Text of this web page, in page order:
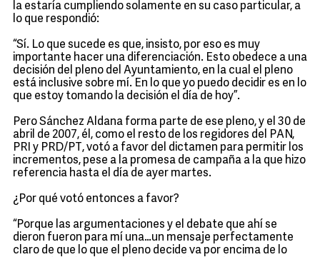
la estaría cumpliendo solamente en su caso particular, a
lo que respondió:
“Sí. Lo que sucede es que, insisto, por eso es muy
importante hacer una diferenciación. Esto obedece a una
decisión del pleno del Ayuntamiento, en la cual el pleno
está inclusive sobre mí. En lo que yo puedo decidir es en lo
que estoy tomando la decisión el día de hoy”.
Pero Sánchez Aldana forma parte de ese pleno, y el 30 de
abril de 2007, él, como el resto de los regidores del PAN,
PRI y PRD/PT, votó a favor del dictamen para permitir los
incrementos, pese a la promesa de campaña a la que hizo
referencia hasta el día de ayer martes.
¿Por qué votó entonces a favor?
“Porque las argumentaciones y el debate que ahí se
dieron fueron para mí una…un mensaje perfectamente
claro de que lo que el pleno decide va por encima de lo